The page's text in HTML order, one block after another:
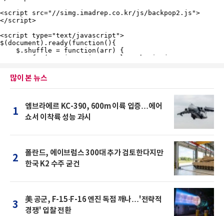
많이 본 뉴스
1
엠브라에르 KC-390, 600m 이륙 입증…에어
쇼서 이착륙 성능 과시
2
폴란드, 에이브럼스 300대 추가 검토한다지만
한국 K2 수주 굳건
3
美 공군, F-15·F-16 엔진 독점 깨나…'전략적
경쟁' 입찰 전환